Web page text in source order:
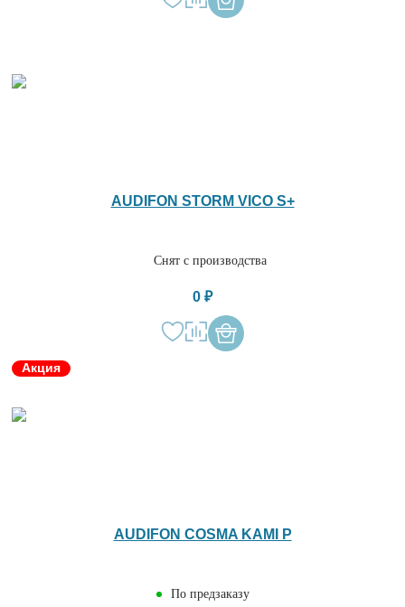
AUDIFON STORM VICO S+
Снят с производства
0 ₽
Акция
AUDIFON COSMA KAMI P
По предзаказу